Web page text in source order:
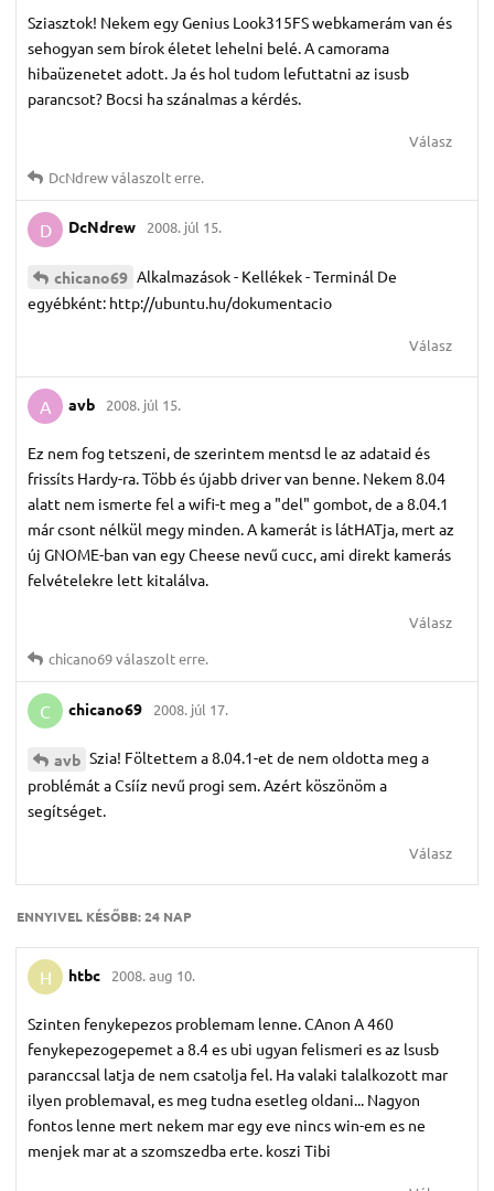
Sziasztok! Nekem egy Genius Look315FS webkamerám van és
sehogyan sem bírok életet lehelni belé. A camorama
hibaüzenetet adott. Ja és hol tudom lefuttatni az isusb
parancsot? Bocsi ha szánalmas a kérdés.
Válasz
DcNdrewválaszolt erre.
D DcNdrew 2008. júl 15.
chicano69 Alkalmazások - Kellékek - Terminál De
egyébként: http://ubuntu.hu/dokumentacio
Válasz
A avb 2008. júl 15.
Ez nem fog tetszeni, de szerintem mentsd le az adataid és
frissíts Hardy-ra. Több és újabb driver van benne. Nekem 8.04
alatt nem ismerte fel a wifi-t meg a "del" gombot, de a 8.04.1
már csont nélkül megy minden. A kamerát is látHATja, mert az
új GNOME-ban van egy Cheese nevű cucc, ami direkt kamerás
felvételekre lett kitalálva.
Válasz
chicano69válaszolt erre.
C chicano69 2008. júl 17.
avb Szia! Föltettem a 8.04.1-et de nem oldotta meg a
problémát a Csííz nevű progi sem. Azért köszönöm a
segítséget.
Válasz
ENNYIVEL KÉSŐBB:24 NAP
H htbc 2008. aug 10.
Szinten fenykepezos problemam lenne. CAnon A 460
fenykepezogepemet a 8.4 es ubi ugyan felismeri es az lsusb
paranccsal latja de nem csatolja fel. Ha valaki talalkozott mar
ilyen problemaval, es meg tudna esetleg oldani... Nagyon
fontos lenne mert nekem mar egy eve nincs win-em es ne
menjek mar at a szomszedba erte. koszi Tibi